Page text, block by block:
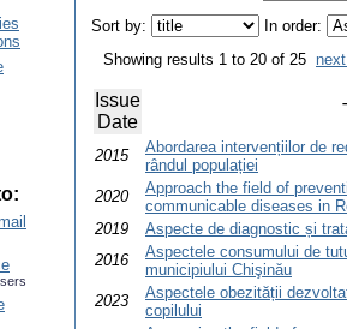
Sort by:
In order:
Showing results 1 to 20 of 25
Issue
Date
2015
Abordarea intervențiilor de
rândul populației
2020
Approach the field of
communicable diseases in
2019
Aspecte de diagnostic și
2016
Aspectele consumului de
municipiului Chişinău
2023
Aspectele obezității
copilului